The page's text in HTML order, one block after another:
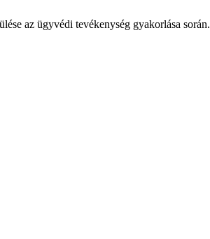
az ügyvédi tevékenység gyakorlása során.